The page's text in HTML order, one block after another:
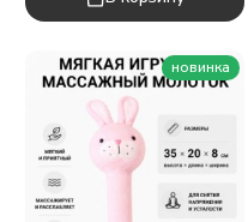
новинка